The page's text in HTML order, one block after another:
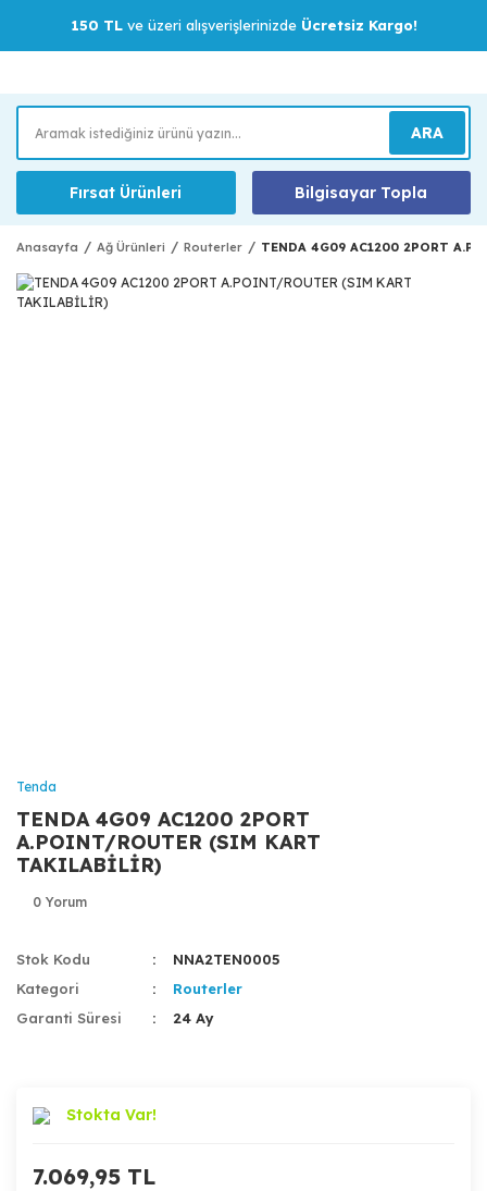
150 TLve üzeri alışverişlerinizde Ücretsiz Kargo!
ARA
Fırsat Ürünleri Bilgisayar Topla
Anasayfa Ağ Ürünleri Routerler TENDA 4G09 AC1200 2PORT
Tenda
TENDA 4G09 AC1200 2PORT
A.POINT/ROUTER (SIM KART
TAKILABİLİR)
0 Yorum
Stok Kodu
NNA2TEN0005
Kategori
Routerler
Garanti Süresi
24 Ay
Stokta Var!
7.069,95 TL